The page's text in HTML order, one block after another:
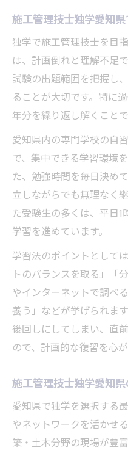
愛知県で実務経験を
格へ
施工管理技士独
活かす
施工管理技士独
施工管理技士
イント
施工管理技士独
る実践例
短期間で合格できる
施工管理技士独
ュール
施工管理技士独
画を立てる
施工管理技士
単位管理
チェック法
施工管理技士独
込み術
実践力を鍛える施
施工管理技士独学愛知
独学で施工管理技士を目
は、計画倒れと理解不足
試験の出題範囲を把握し
ることが大切です。特に
年分を繰り返し解くこと
愛知県内の専門学校の自
で、集中できる学習環境
た、勉強時間を毎日決め
立しながらでも無理なく
た受験生の多くは、平日1
学習を進めています。
学習法のポイントとして
トのバランスを取る」「
やインターネットで調べ
養う」などが挙げられま
後回しにしてしまい、直
ので、計画的な復習を心
施工管理技士独学愛知
愛知県で独学を選択する
やネットワークを活かせ
築・土木分野の現場が豊